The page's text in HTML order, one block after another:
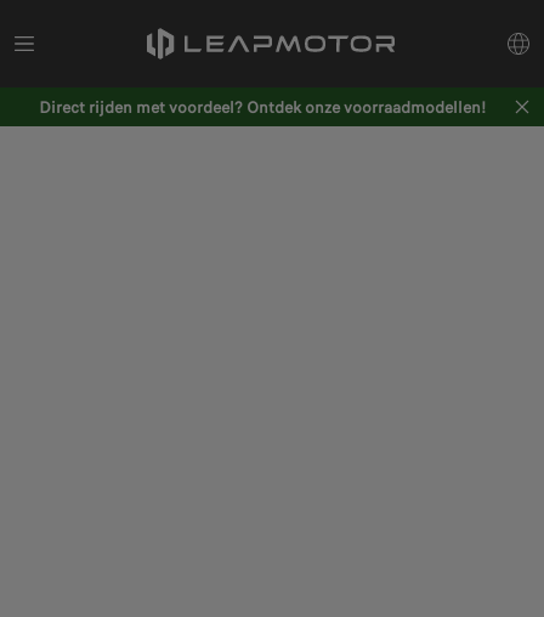
Direct rijden met voordeel? Ontdek onze voorraadmodellen!